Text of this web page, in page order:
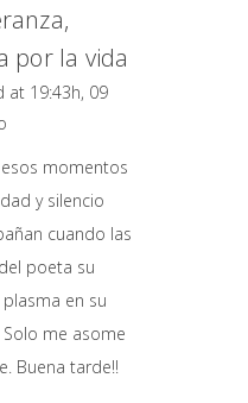
por la vida
at 19:43h, 09
momentos
y silencio
cuando las
poeta su
en su
Solo me asome
Buena tarde!!